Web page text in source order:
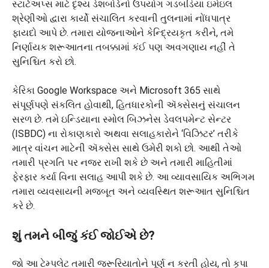
સ્ટાર્ટઅપ્સ માટે દૃશ્ય ડેશબોર્ડનો ઉપયોગ ગડબડિયા ઇમેઇલ
શ્રેણીઓ દ્વારા કાર્યો સંચાલિત કરવાની તુલનામાં નોંધપાત્ર
ફાયદો આપે છે. તમારા યોજનાઓને કેન્દ્રિયકૃત કરીને, તમે
નિર્ણાયક શરૂઆતના તબક્કામાં કંઈ પણ અવગણાય નહીં તે
સુનિશ્ચિત કરો છો.
કેરિકા Google Workspace અને Microsoft 365 સાથે
સંપૂર્ણપણે સંકલિત હોવાથી, હિતધારકોની ઍક્સેસનું સંચાલન
સરળ છે. તમે ઇન્ડિયાના સ્મોલ બિઝનેસ ડેવલપમેન્ટ સેન્ટર
(ISBDC) ના રોકાણકારો અથવા સલાહકારોને ‘વિઝિટર’ તરીકે
માત્ર વાંચન માટેની ઍક્સેસ સાથે ઉમેરી શકો છો. આથી તેઓ
તમારી પ્રગતિ પર નજર રાખી શકે છે અને તમારી માહિતીમાં
ફેરફાર કર્યા વિના સલાહ આપી શકે છે. આ વ્યાવસાયિક અભિગમ
તમારા વ્યવસાયની મજબૂત અને વ્યવસ્થિત શરૂઆત સુનિશ્ચિત
કરે છે.
શું તમને બીજું કંઈ જોઈએ છે?
જો આ ટેમ્પલેટ તમારી જરૂરિયાતોને પૂર્ણ ન કરતી હોય, તો કૃપા